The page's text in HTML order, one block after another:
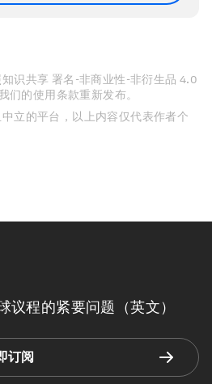
识共享 署名-非商业性-非衍生品 4.0
们的使用条款重新发布。
立的平台，以上内容仅代表作者个
议程的紧要问题（英文）
订阅